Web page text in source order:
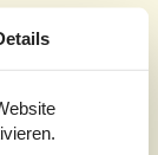
Eindruck
und bedarf
im